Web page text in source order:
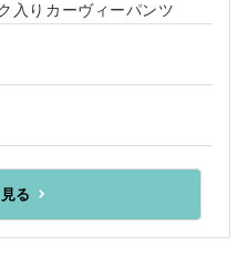
入りカーヴィーパンツ
る